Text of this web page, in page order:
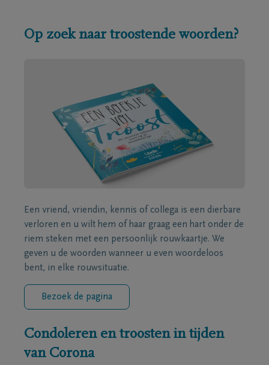
Op zoek naar troostende woorden?
Een vriend, vriendin, kennis of collega is een dierbare
verloren en u wilt hem of haar graag een hart onder de
riem steken met een persoonlijk rouwkaartje. We
geven u de woorden wanneer u even woordeloos
bent, in elke rouwsituatie.
Bezoek de pagina
Condoleren en troosten in tijden
van Corona